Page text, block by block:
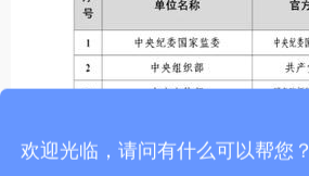
欢迎光临，请问有什么可以帮您？